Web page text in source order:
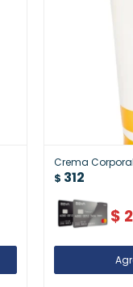
Crema
$ 312
$